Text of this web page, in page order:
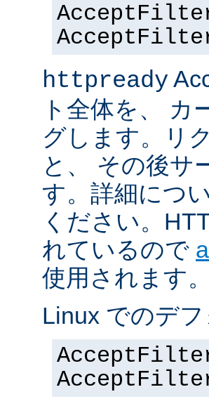
httpready
ト全体を、
グします。リ
と、 その後サ
す。詳細につ
ください。
れているので
使用されます。
Linux でのデ